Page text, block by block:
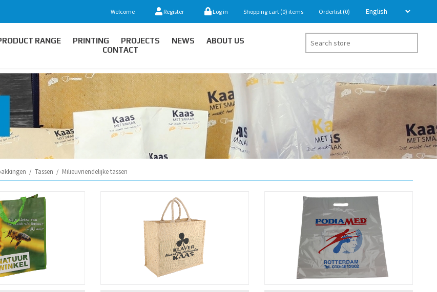
Welcome Register Log in Shopping cart (0) items Orderlist (0)
RANGE PRINTING PROJECTS NEWS
ABOUT US
CONTACT
/ Tassen / Milieuvriendelijke tassen